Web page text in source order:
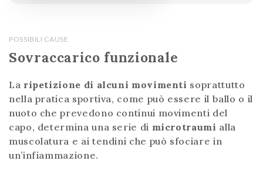
POSSIBILI CAUSE
Sovraccarico funzionale
La ripetizione di alcuni movimenti soprattutto
nella pratica sportiva, come può essere il ballo o il
nuoto che prevedono continui movimenti del
capo, determina una serie di microtraumi alla
muscolatura e ai tendini che può sfociare in
un’infiammazione.